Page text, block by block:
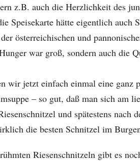
z.B. auch die Herzlichkeit des
Speisekarte hätte eigentlich auch
österreichischen und
war groß, sondern auch die
wir jetzt einfach einmal eine ganz
– so gut, daß man sich am
und spätestens
die besten Schnitzel im
Riesenschnitzeln gibt es